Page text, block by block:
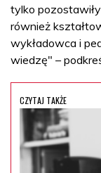
tylko
również
wykładowca i
wiedzę" –
CZYTAJ TAKŻE